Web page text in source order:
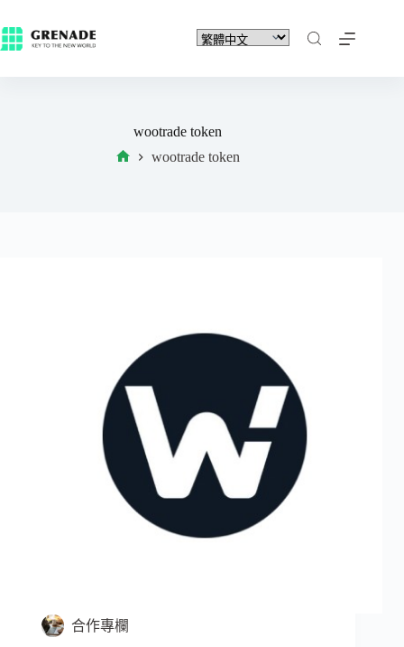
wootrade token
wootrade token
合作專欄